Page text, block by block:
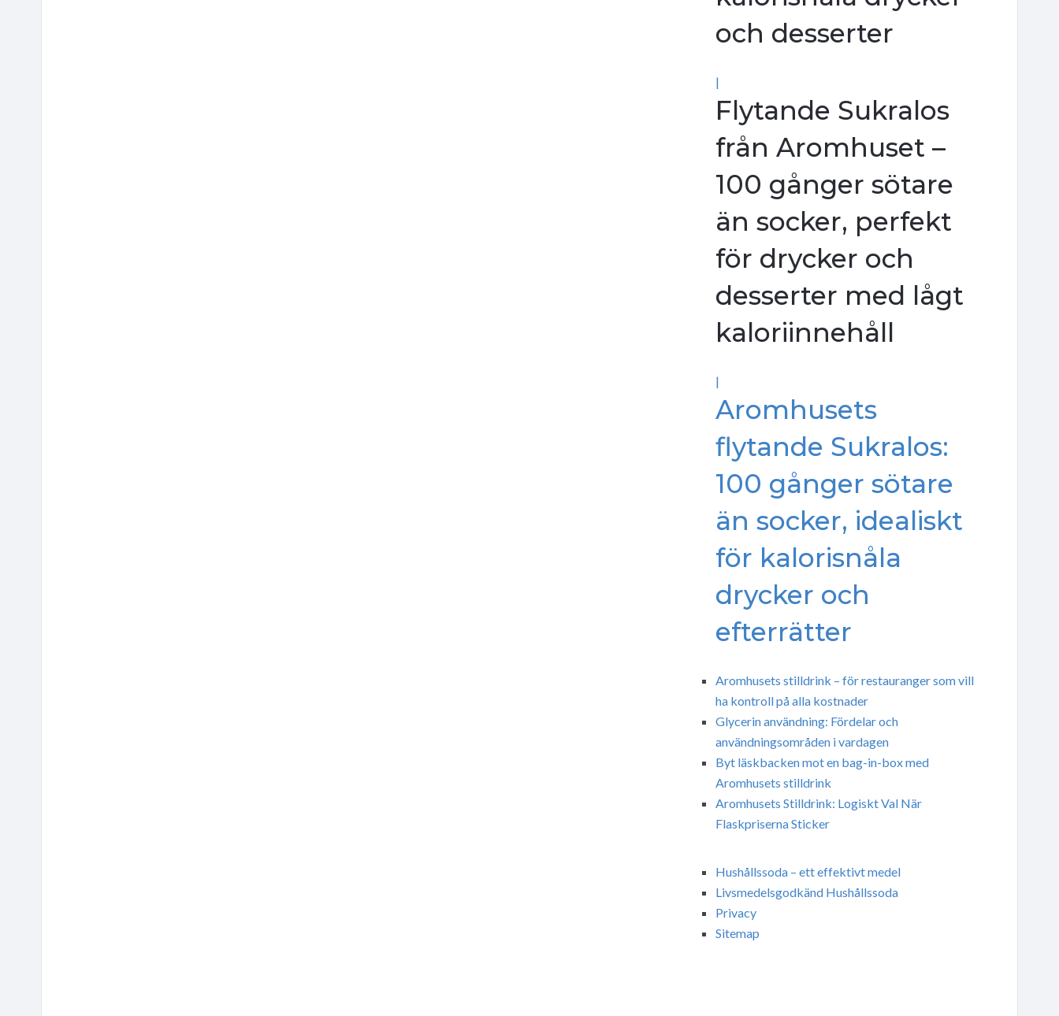
och desserter
|
Flytande Sukralos
från Aromhuset –
100 gånger sötare
än socker, perfekt
för drycker och
desserter med lågt
kaloriinnehåll
|
Aromhusets
flytande Sukralos:
100 gånger sötare
än socker, idealiskt
för kalorisnåla
drycker och
efterrätter
Aromhusets stilldrink – för restauranger som vill
ha kontroll på alla kostnader
Glycerin användning: Fördelar och
användningsområden i vardagen
Byt läskbacken mot en bag-in-box med
Aromhusets stilldrink
Aromhusets Stilldrink: Logiskt Val När
Flaskpriserna Sticker
Hushållssoda – ett effektivt medel
Livsmedelsgodkänd Hushållssoda
Privacy
Sitemap